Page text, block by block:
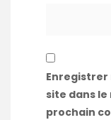
Enregistrer
site dans
prochain